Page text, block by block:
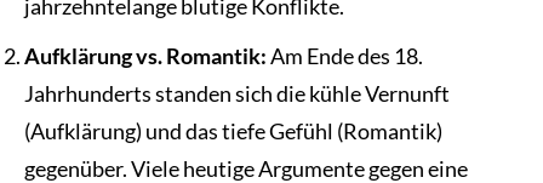
jahrzehntelange blutige Konflikte.
Aufklärung vs. Romantik:Am Ende des 18.
Jahrhunderts standen sich die kühle Vernunft
(Aufklärung) und das tiefe Gefühl (Romantik)
gegenüber. Viele heutige Argumente gegen eine